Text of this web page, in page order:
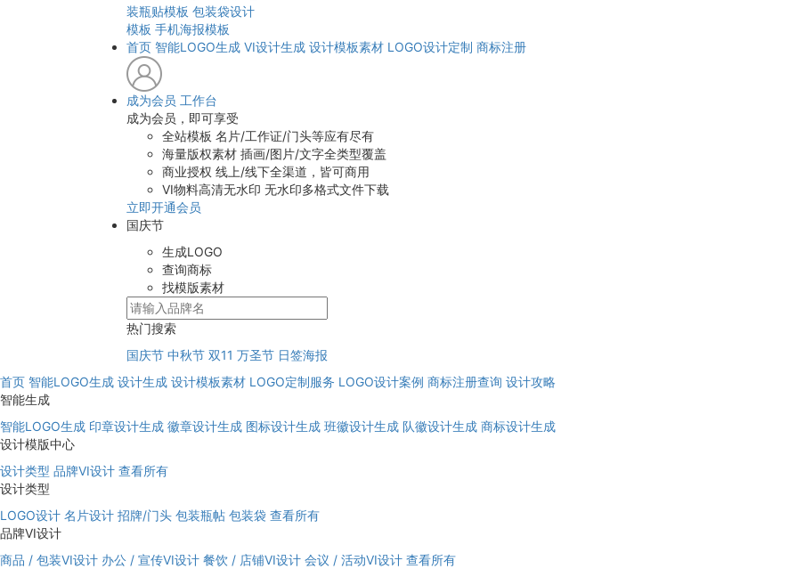
装瓶贴模板 包装袋设计
模板 手机海报模板
首页 智能LOGO生成 VI设计生成 设计模板素材 LOGO设计定制 商标注册
成为会员 工作台
成为会员，即可享受
全站模板 名片/工作证/门头等应有尽有
海量版权素材 插画/图片/文字全类型覆盖
商业授权 线上/线下全渠道，皆可商用
VI物料高清无水印 无水印多格式文件下载
立即开通会员
国庆节
生成LOGO
查询商标
找模版素材
热门搜索
国庆节 中秋节 双11 万圣节 日签海报
首页 智能LOGO生成 设计生成 设计模板素材 LOGO定制服务 LOGO设计案例 商标注册查询 设计攻略
智能生成
智能LOGO生成 印章设计生成 徽章设计生成 图标设计生成 班徽设计生成 队徽设计生成 商标设计生成
设计模版中心
设计类型 品牌VI设计 查看所有
设计类型
LOGO设计 名片设计 招牌/门头 包装瓶帖 包装袋 查看所有
品牌VI设计
商品 / 包装VI设计 办公 / 宣传VI设计 餐饮 / 店铺VI设计 会议 / 活动VI设计 查看所有